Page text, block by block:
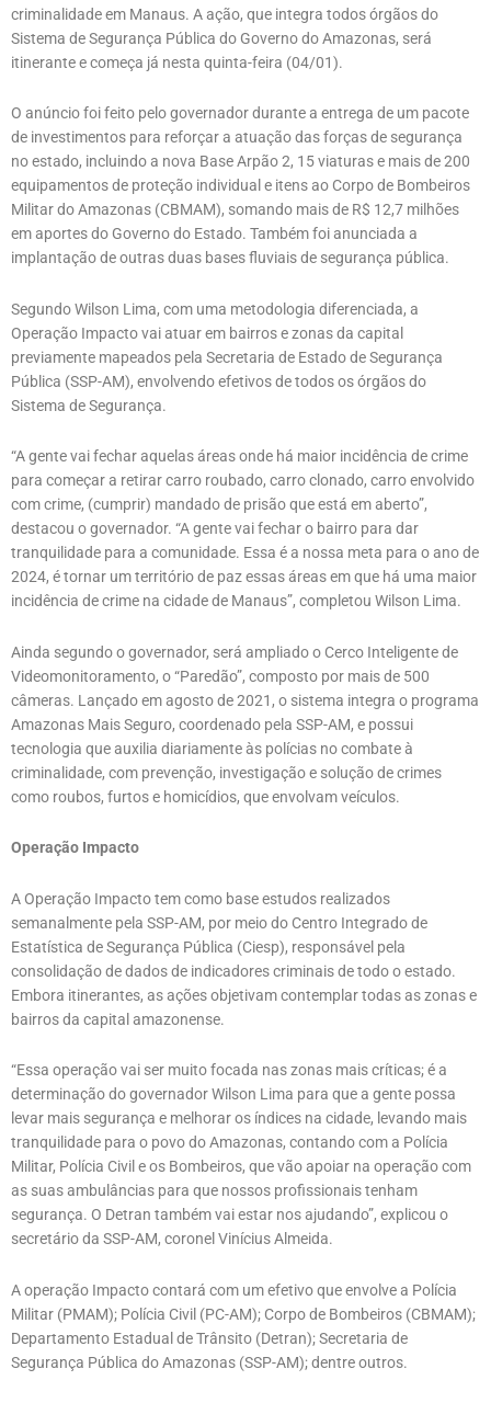
criminalidade em Manaus. A ação, que integra todos órgãos do
Sistema de Segurança Pública do Governo do Amazonas, será
itinerante e começa já nesta quinta-feira (04/01).
O anúncio foi feito pelo governador durante a entrega de um pacote
de investimentos para reforçar a atuação das forças de segurança
no estado, incluindo a nova Base Arpão 2, 15 viaturas e mais de 200
equipamentos de proteção individual e itens ao Corpo de Bombeiros
Militar do Amazonas (CBMAM), somando mais de R$ 12,7 milhões
em aportes do Governo do Estado. Também foi anunciada a
implantação de outras duas bases fluviais de segurança pública.
Segundo Wilson Lima, com uma metodologia diferenciada, a
Operação Impacto vai atuar em bairros e zonas da capital
previamente mapeados pela Secretaria de Estado de Segurança
Pública (SSP-AM), envolvendo efetivos de todos os órgãos do
Sistema de Segurança.
“A gente vai fechar aquelas áreas onde há maior incidência de crime
para começar a retirar carro roubado, carro clonado, carro envolvido
com crime, (cumprir) mandado de prisão que está em aberto”,
destacou o governador. “A gente vai fechar o bairro para dar
tranquilidade para a comunidade. Essa é a nossa meta para o ano de
2024, é tornar um território de paz essas áreas em que há uma maior
incidência de crime na cidade de Manaus”, completou Wilson Lima.
Ainda segundo o governador, será ampliado o Cerco Inteligente de
Videomonitoramento, o “Paredão”, composto por mais de 500
câmeras. Lançado em agosto de 2021, o sistema integra o programa
Amazonas Mais Seguro, coordenado pela SSP-AM, e possui
tecnologia que auxilia diariamente às polícias no combate à
criminalidade, com prevenção, investigação e solução de crimes
como roubos, furtos e homicídios, que envolvam veículos.
Operação Impacto
A Operação Impacto tem como base estudos realizados
semanalmente pela SSP-AM, por meio do Centro Integrado de
Estatística de Segurança Pública (Ciesp), responsável pela
consolidação de dados de indicadores criminais de todo o estado.
Embora itinerantes, as ações objetivam contemplar todas as zonas e
bairros da capital amazonense.
“Essa operação vai ser muito focada nas zonas mais críticas; é a
determinação do governador Wilson Lima para que a gente possa
levar mais segurança e melhorar os índices na cidade, levando mais
tranquilidade para o povo do Amazonas, contando com a Polícia
Militar, Polícia Civil e os Bombeiros, que vão apoiar na operação com
as suas ambulâncias para que nossos profissionais tenham
segurança. O Detran também vai estar nos ajudando”, explicou o
secretário da SSP-AM, coronel Vinícius Almeida.
A operação Impacto contará com um efetivo que envolve a Polícia
Militar (PMAM); Polícia Civil (PC-AM); Corpo de Bombeiros (CBMAM);
Departamento Estadual de Trânsito (Detran); Secretaria de
Segurança Pública do Amazonas (SSP-AM); dentre outros.